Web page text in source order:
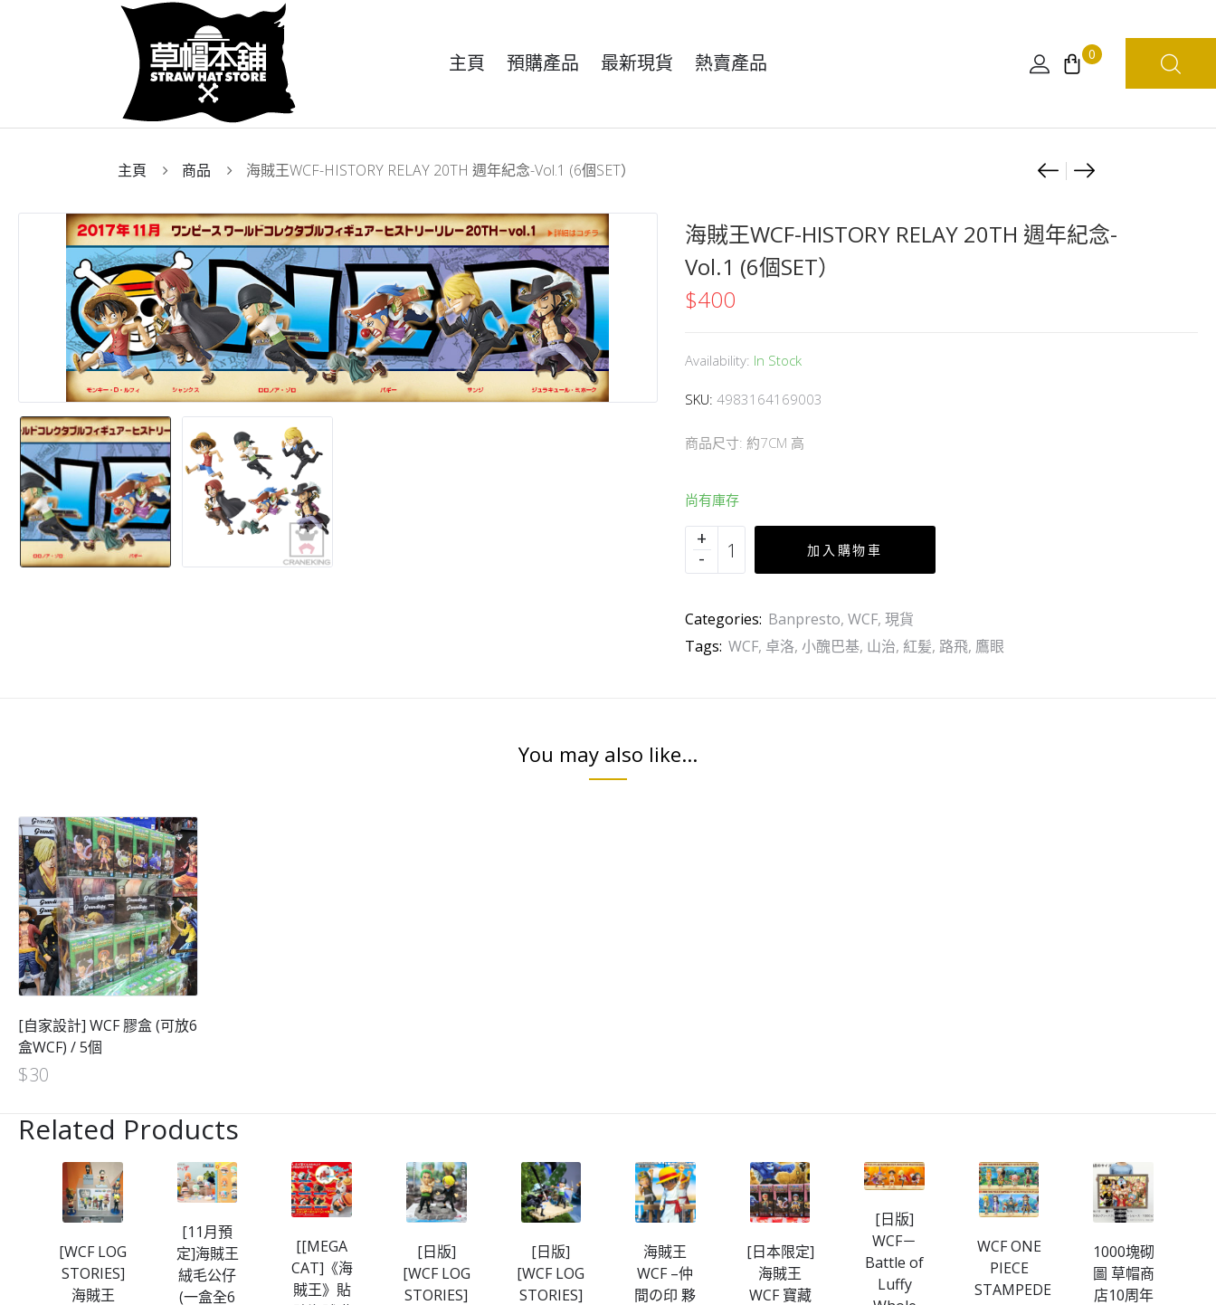
主頁 預購產品 最新現貨 熱賣產品 0
主頁 商品 海賊王WCF-HISTORY RELAY 20TH 週年紀念-Vol.1 (6個SET）
Product
[日
UP
ONE
[WCF
STORIES]
海
海賊王WCF-HISTORY RELAY 20TH 週年紀念-
Vol.1 (6個SET）
$400
Availability: In Stock
SKU: 4983164169003
商品尺寸: 約7CM 高
尚有庫存
加入購物車
Categories: Banpresto, WCF, 現貨
Tags: WCF, 卓洛, 小醜巴基, 山治, 紅髪, 路飛, 鷹眼
You may also like...
[自家設計] WCF 膠盒 (可放6
盒WCF) / 5個
$30
Related Products
[WCF LOG
STORIES]
海賊王
[11月預
定]海賊王
絨毛公仔
(一盒全6
[[MEGA
CAT]《海
賊王》貼
[日版]
[WCF LOG
STORIES]
[日版]
[WCF LOG
STORIES]
海賊王
WCF –仲
間の印 夥
[日本限定]
海賊王
WCF 寶藏
[日版]
WCF－
Battle of
Luffy
WCF ONE
PIECE
STAMPEDE
1000塊砌
圖 草帽商
店10周年